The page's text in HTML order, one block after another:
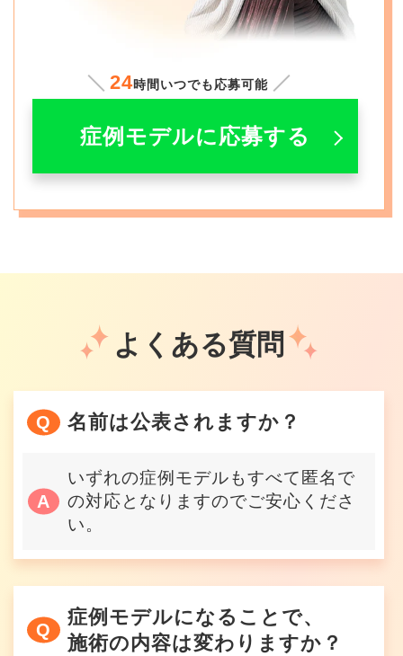
24時間いつでも応募可能
症例モデルに応募する
よくある質問
名前は公表されますか？
いずれの症例モデルもすべて匿名で
の対応となりますのでご安心くださ
い。
症例モデルになることで、
施術の内容は変わりますか？